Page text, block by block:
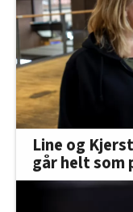
Line og
går helt som